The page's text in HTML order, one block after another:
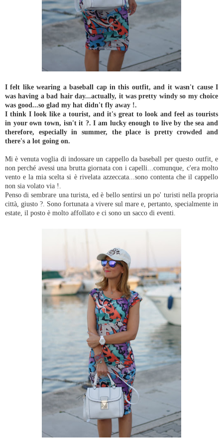
I felt like wearing a baseball cap in this outfit, and it wasn't cause I
was having a bad hair day...actually, it was pretty windy so my choice
was good...so glad my hat didn't fly away !.
I think I look like a tourist, and it's great to look and feel as tourists
in your own town, isn't it ?. I am lucky enough to live by the sea and
therefore, especially in summer, the place is pretty crowded and
there's a lot going on.
Mi è venuta voglia di indossare un cappello da baseball per questo outfit, e
non perché avessi una brutta giornata con i capelli...comunque, c'era molto
vento e la mia scelta si è rivelata azzeccata...sono contenta che il cappello
non sia volato via !.
Penso di sembrare una turista, ed è bello sentirsi un po' turisti nella propria
città, giusto ?. Sono fortunata a vivere sul mare e, pertanto, specialmente in
estate, il posto è molto affollato e ci sono un sacco di eventi.